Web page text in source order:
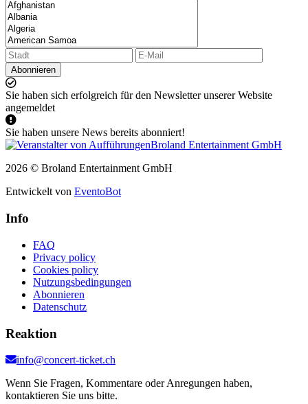
Abonnieren
Sie haben sich erfolgreich für den Newsletter unserer Website
angemeldet
Sie haben unsere News bereits abonniert!
2026 © Broland Entertainment GmbH
Entwickelt von EventoBot
Info
FAQ
Privacy policy
Cookies policy
Nutzungsbedingungen
Abonnieren
Datenschutz
Reaktion
info@concert-ticket.ch
Wenn Sie Fragen, Kommentare oder Anregungen haben,
kontaktieren Sie uns bitte.